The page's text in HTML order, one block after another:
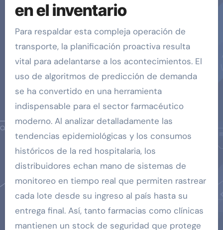
en el inventario
Para respaldar esta compleja operación de
transporte, la planificación proactiva resulta
vital para adelantarse a los acontecimientos. El
uso de algoritmos de predicción de demanda
se ha convertido en una herramienta
indispensable para el sector farmacéutico
moderno. Al analizar detalladamente las
tendencias epidemiológicas y los consumos
históricos de la red hospitalaria, los
distribuidores echan mano de sistemas de
monitoreo en tiempo real que permiten rastrear
cada lote desde su ingreso al país hasta su
entrega final. Así, tanto farmacias como clínicas
mantienen un stock de seguridad que protege